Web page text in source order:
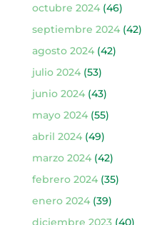
octubre 2024(46)
septiembre 2024(42)
agosto 2024(42)
julio 2024(53)
junio 2024(43)
mayo 2024(55)
abril 2024(49)
marzo 2024(42)
febrero 2024(35)
enero 2024(39)
diciembre 2023(40)